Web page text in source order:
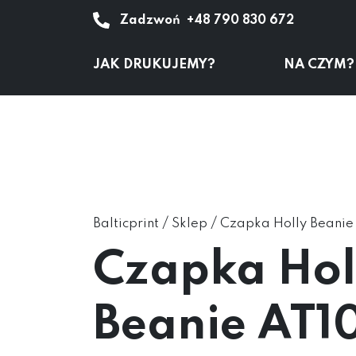
Zadzwoń +48 790 830 672
JAK DRUKUJEMY? NA CZYM?
Balticprint / Sklep / Czapka Holly Beanie
Czapka
Beanie